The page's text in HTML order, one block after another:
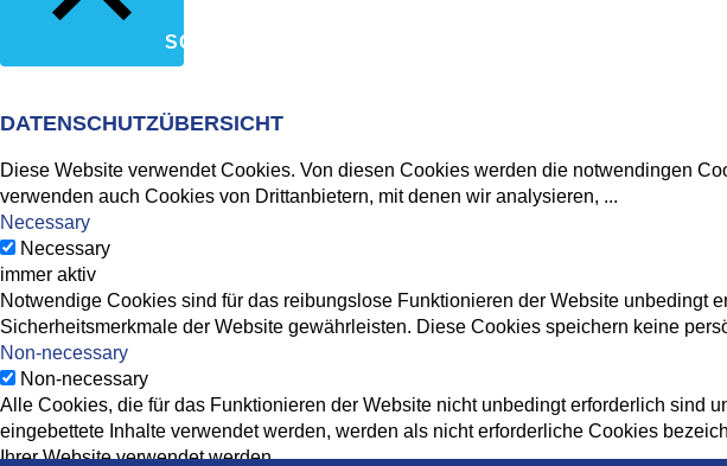
SCHLIESSEN
DATENSCHUTZÜBERSICHT
Diese Website verwendet Cookies. Von diesen Cookies werden die notwendingen
verwenden auch Cookies von Drittanbietern, mit denen wir analysieren, ...
Necessary
Necessary
immer aktiv
Notwendige Cookies sind für das reibungslose Funktionieren der Website
Sicherheitsmerkmale der Website gewährleisten. Diese Cookies speichern keine
Non-necessary
Non-necessary
Alle Cookies, die für das Funktionieren der Website nicht unbedingt erforderlich sind
eingebettete Inhalte verwendet werden, werden als nicht erforderliche Cookies
Ihrer Website verwendet werden.